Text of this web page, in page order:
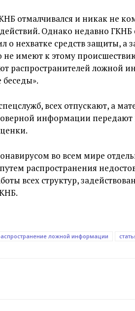
отмалчивался и никак не
Однако недавно
нехватке средств защиты, а
не имеют к этому
распространителей ложной
всех отпускают, а
информации передают
во всем мире
распространения
всех структур,
ложной информации